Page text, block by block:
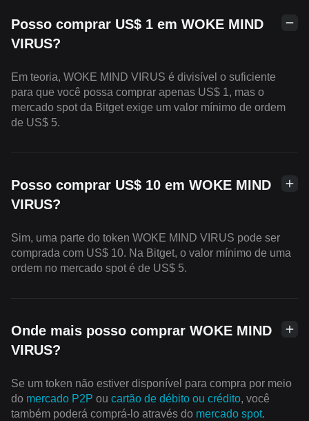
Posso comprar US$ 1 em WOKE MIND
VIRUS?
Em teoria, WOKE MIND VIRUS é divisível o suficiente
para que você possa comprar apenas US$ 1, mas o
mercado spot da Bitget exige um valor mínimo de ordem
de US$ 5.
Posso comprar US$ 10 em WOKE MIND
VIRUS?
Sim, uma parte do token WOKE MIND VIRUS pode ser
comprada com US$ 10. Na Bitget, o valor mínimo de uma
ordem no mercado spot é de US$ 5.
Onde mais posso comprar WOKE MIND
VIRUS?
Se um token não estiver disponível para compra por meio
do mercado P2P ou cartão de débito ou crédito, você
também poderá comprá-lo através do mercado spot.